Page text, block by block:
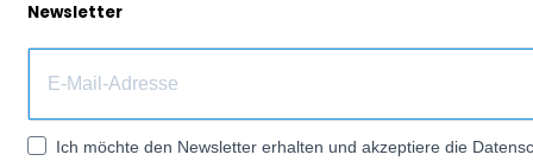
Newsletter
Ich möchte den Newsletter erhalten und akzeptiere die